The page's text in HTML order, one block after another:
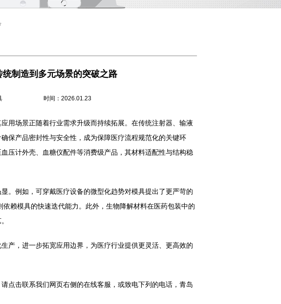
统制造到多元场景的突破之路
模具 时间：2026.01.23
用场景正随着行业需求升级而持续拓展。在传统注射器、输液
保产品密封性与安全性，成为保障医疗流程规范化的关键环
压计外壳、血糖仪配件等消费级产品，其材料适配性与结构稳
例如，可穿戴医疗设备的微型化趋势对模具提出了更严苛的
赖模具的快速迭代能力。此外，生物降解材料在医药包装中的
，进一步拓宽应用边界，为医疗行业提供更灵活、更高效的
击联系我们网页右侧的在线客服，或致电下列的电话，青岛